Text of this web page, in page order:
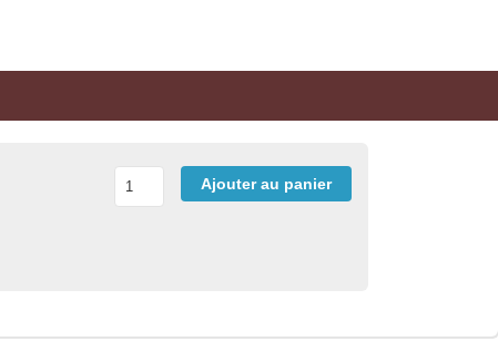
Ajouter au panier